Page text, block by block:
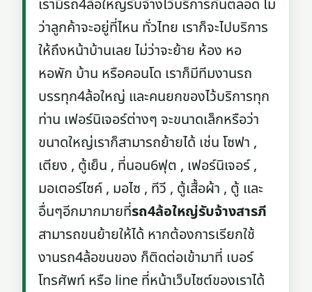
เรามีรถ4ล้อใหญ่รับจ้างไว้บริการกันตลอด ไม่
ว่าลูกค้าจะอยู่ที่ไหน ทั่วไทย เราก็จะไปบริการ
ให้ถึงหน้าบ้านเลย ไม่ว่าจะย้าย ห้อง หอ
หอพัก บ้าน หรือคอนโด เราก็มีทีมงานรถ
บรรทุก4ล้อใหญ่ และคนยกของไว้บริการทุก
ท่าน เฟอร์นิเจอร์ต่างๆ จะขนาดเล็กหรือว่า
ขนาดใหญ่เราก็สามารถย้ายได้ เช่น โซฟา ,
เตียง , ตู้เย็น , ที่นอน6ฟุต , เฟอร์นิเจอร์ ,
มอเตอร์ไซค์ , มอไซ , ทีวี , ตู้เสื้อผ้า , ตู้ และ
อื่นๆอีกมากมายที่รถ4ล้อใหญ่รับจ้างสารภี
สามารถขนย้ายให้ได้ หากต้องการเรียกใช้
งานรถ4ล้อขนของ ก็ติดต่อเข้ามาที่ เบอร์
โทรศัพท์ หรือ line ที่หน้าเว็บไซต์ของเราได้